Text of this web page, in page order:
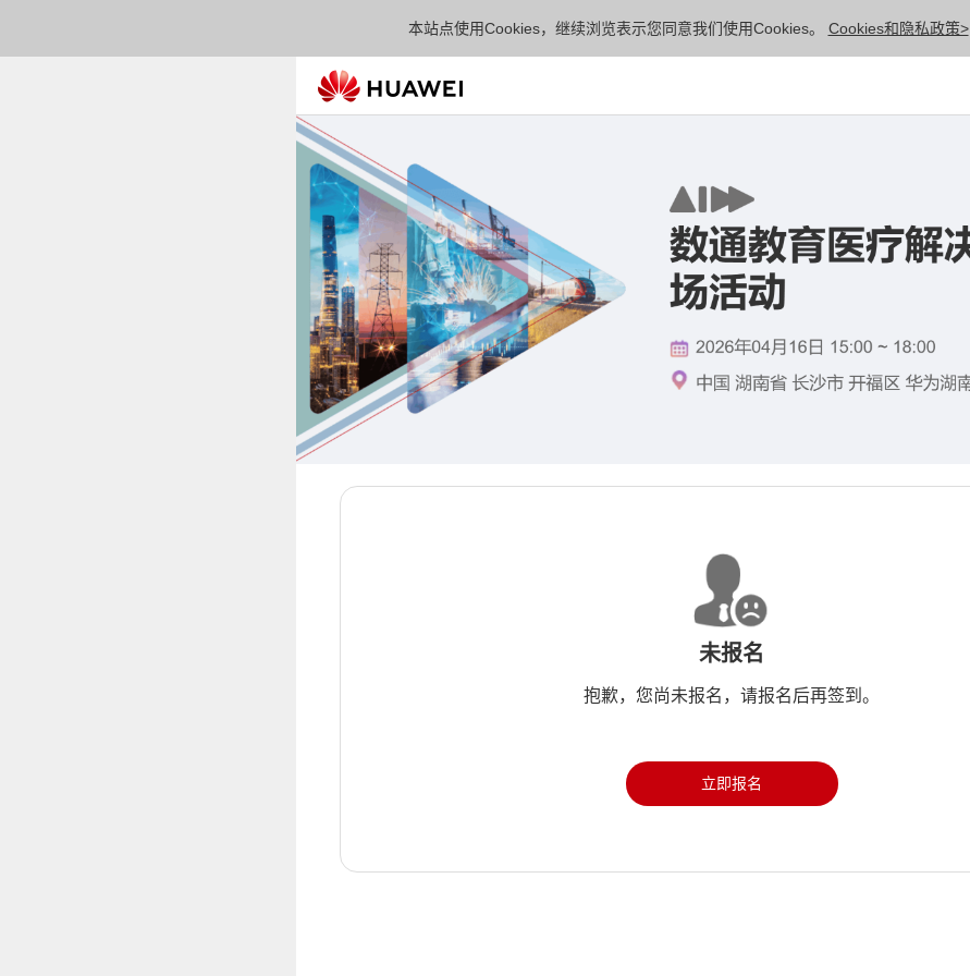
本站点使用Cookies，继续浏览表示您同意我们使用Cookies。 Cookies和隐私政策>
未报名
抱歉，您尚未报名，请报名后再签到。
立即报名